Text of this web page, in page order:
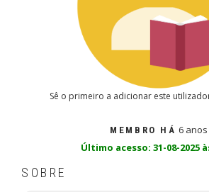
Sê o primeiro a adicionar este
MEMBRO HÁ 6 anos
Último acesso: 31-08-2025
SOBRE